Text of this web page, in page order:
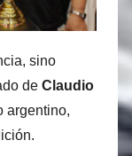
sino
de Claudio
argentino,